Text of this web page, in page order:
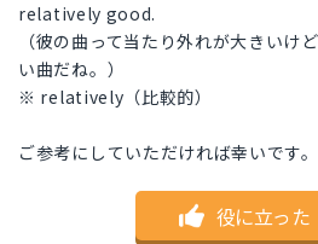
relatively good.
（彼の曲って当たり外れが大きいけ
い曲だね。）
※ relatively（比較的）
ご参考にしていただければ幸いです。
役に立った